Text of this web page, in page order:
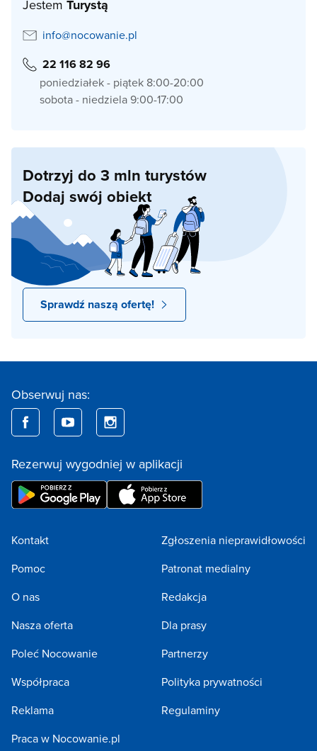
Jestem Turystą
info@nocowanie.pl
22 116 82 96
poniedziałek - piątek 8:00-20:00
sobota - niedziela 9:00-17:00
Dotrzyj do 3 mln turystów
Dodaj swój obiekt
Sprawdź naszą ofertę!
Obserwuj nas:
Rezerwuj wygodniej w aplikacji
Kontakt
Pomoc
O nas
Nasza oferta
Poleć Nocowanie
Współpraca
Reklama
Praca w Nocowanie.pl
Zgłoszenia nieprawidłowości
Patronat medialny
Redakcja
Dla prasy
Partnerzy
Polityka prywatności
Regulaminy